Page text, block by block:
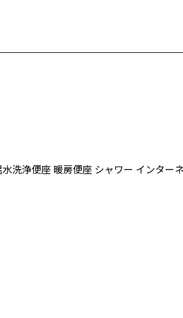
水洗浄便座 暖房便座 シャワー インター